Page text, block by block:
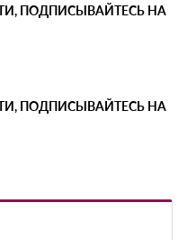
ПОДПИСЫВАЙТЕСЬ НА
ПОДПИСЫВАЙТЕСЬ НА